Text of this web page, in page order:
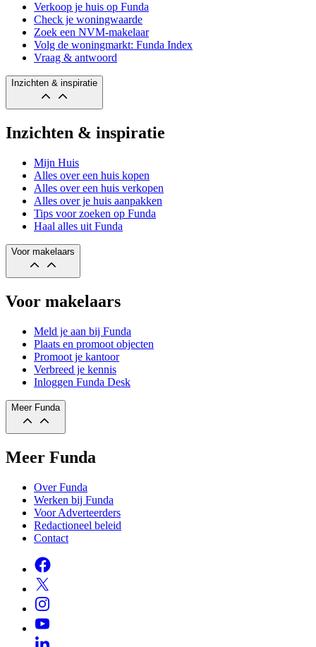
Verkoop je huis op Funda
Check je woningwaarde
Zoek een NVM-makelaar
Volg de woningmarkt: Funda Index
Vraag & antwoord
Inzichten & inspiratie
Inzichten & inspiratie
Mijn Huis
Alles over een huis kopen
Alles over een huis verkopen
Alles over je huis aanpakken
Tips voor zoeken op Funda
Haal alles uit Funda
Voor makelaars
Voor makelaars
Meld je aan bij Funda
Plaats en promoot objecten
Promoot je kantoor
Verbreed je kennis
Inloggen Funda Desk
Meer Funda
Meer Funda
Over Funda
Werken bij Funda
Voor Adverteerders
Redactioneel beleid
Contact